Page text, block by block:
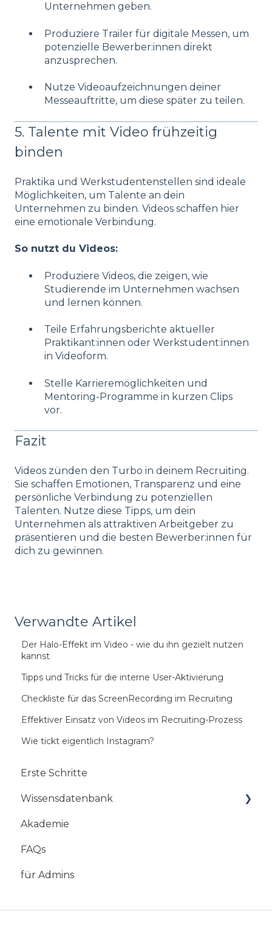
Unternehmen geben.
Produziere Trailer für digitale Messen, um
potenzielle Bewerber:innen direkt
anzusprechen.
Nutze Videoaufzeichnungen deiner
Messeauftritte, um diese später zu teilen.
5. Talente mit Video frühzeitig
binden
Praktika und Werkstudentenstellen sind ideale
Möglichkeiten, um Talente an dein
Unternehmen zu binden. Videos schaffen hier
eine emotionale Verbindung.
So nutzt du Videos:
Produziere Videos, die zeigen, wie
Studierende im Unternehmen wachsen
und lernen können.
Teile Erfahrungsberichte aktueller
Praktikant:innen oder Werkstudent:innen
in Videoform.
Stelle Karrieremöglichkeiten und
Mentoring-Programme in kurzen Clips
vor.
Fazit
Videos zünden den Turbo in deinem Recruiting.
Sie schaffen Emotionen, Transparenz und eine
persönliche Verbindung zu potenziellen
Talenten. Nutze diese Tipps, um dein
Unternehmen als attraktiven Arbeitgeber zu
präsentieren und die besten Bewerber:innen für
dich zu gewinnen.
Verwandte Artikel
Der Halo-Effekt im Video - wie du ihn gezielt nutzen
kannst
Tipps und Tricks für die interne User-Aktivierung
Checkliste für das ScreenRecording im Recruiting
Effektiver Einsatz von Videos im Recruiting-Prozess
Wie tickt eigentlich Instagram?
Erste Schritte
Wissensdatenbank
Mobile App
StoryBox Web-Studio
StoryBox Cloud
Akademie
FAQs
für Admins